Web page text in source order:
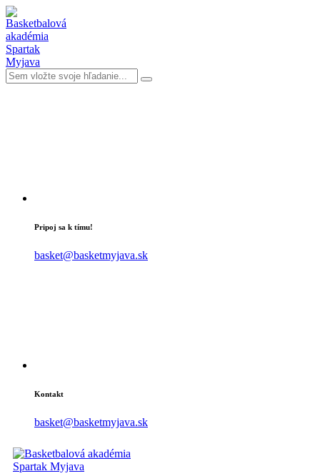
Pripoj sa k tímu!
basket@basketmyjava.sk
Kontakt
basket@basketmyjava.sk